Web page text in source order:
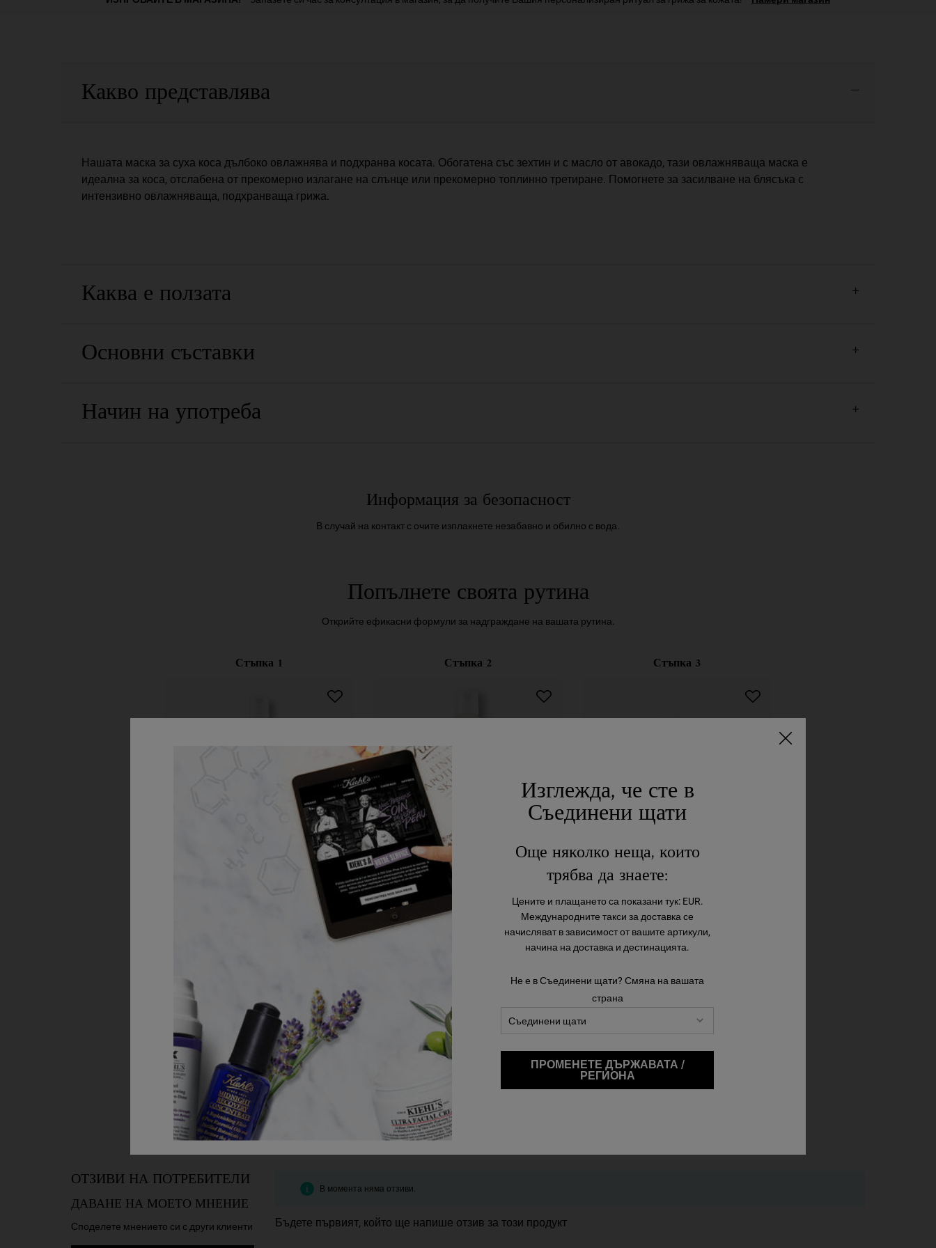
Какво представлява
Нашата маска за суха коса дълбоко овлажнява и подхранва косата. Обогатена със зехтин и с масло от авокадо, тази овлажняваща маска е
идеална за коса, отслабена от прекомерно излагане на слънце или прекомерно топлинно третиране. Помогнете за засилване на блясъка с
интензивно овлажняваща, подхранваща грижа.
Каква е ползата
Основни съставки
Начин на употреба
Информация за безопасност
В случай на контакт с очите изплакнете незабавно и обилно с вода.
Попълнете своята рутина
Открийте ефикасни формули за надграждане на вашата рутина.
Стъпка 1
Nourishing Olive Fruit Oil
Подхранващ кремообразен шампоан за суха
45,00 €
ДОБАВЯНЕ В КОШНИЦАТА NOURISHING OLIVE FRUIT OIL SHAMPOO
Стъпка 2
Nourishing Olive Fruit Oil
Conditioner
Лек балсам за суха коса.
Наличен Само В 1 Размер
45,00 €
ДОБАВЯНЕ В КОШНИЦАТАNOURISHING OLIVE FRUIT OIL CONDITIONER
Стъпка 3
Olive Fruit Oil Deeply
Reparative Hair Mask
Дълбоко овлажняваща маска за суха коса.
Наличен Само В 1 Размер
39,00 €
ДОБАВЯНЕ В КОШНИЦАТА
ОТЗИВИ НА ПОТРЕБИТЕЛИ
ДАВАНЕ НА МОЕТО МНЕНИЕ
Споделете мнението си с други клиенти
В момента няма отзиви.
Бъдете първият, който ще напише отзив за този продукт
Изглежда, че сте в
Съединени щати
Още няколко неща, които
трябва да знаете:
Цените и плащането са показани тук: EUR.
Международните такси за доставка се
начисляват в зависимост от вашите артикули,
начина на доставка и дестинацията.
Не е в Съединени щати? Смяна на вашата
страна
ПРОМЕНЕТЕ ДЪРЖАВАТА /
РЕГИОНА